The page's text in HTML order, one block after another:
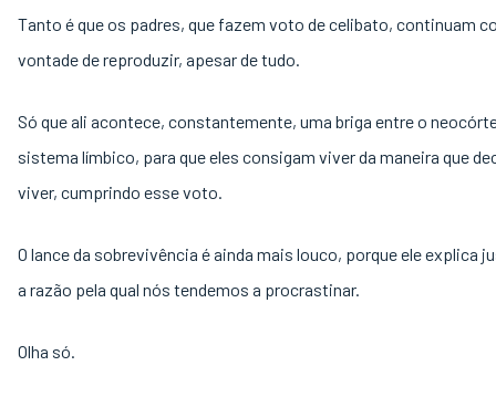
Tanto é que os padres, que fazem voto de celibato, continuam
vontade de reproduzir, apesar de tudo.
Só que ali acontece, constantemente, uma briga entre o
sistema límbico, para que eles consigam viver da maneira que
viver, cumprindo esse voto.
O lance da sobrevivência é ainda mais louco, porque ele explica
a razão pela qual nós tendemos a procrastinar.
Olha só.